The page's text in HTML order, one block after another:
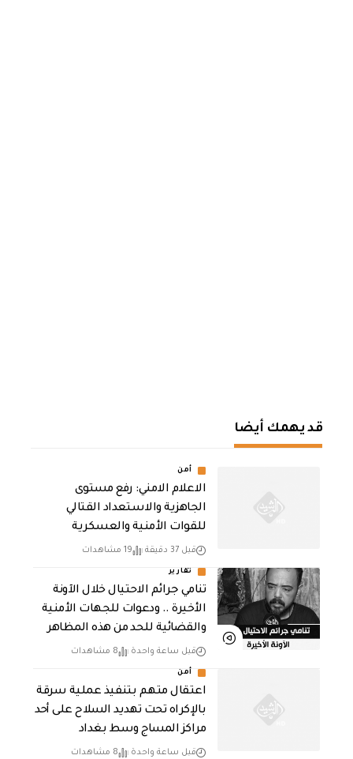
قد يهمك أيضا
أمن
الاعلام الامني: رفع مستوى
الجاهزية والاستعداد القتالي
للقوات الأمنية والعسكرية
قبل 37 دقيقة 19 مشاهدات
تقارير
تنامي جرائم الاحتيال خلال الآونة
الأخيرة .. ودعوات للجهات الأمنية
والقضائية للحد من هذه المظاهر
قبل ساعة واحدة 8 مشاهدات
أمن
اعتقال متهم بتنفيذ عملية سرقة
بالإكراه تحت تهديد السلاح على أحد
مراكز المساج وسط بغداد
قبل ساعة واحدة 8 مشاهدات